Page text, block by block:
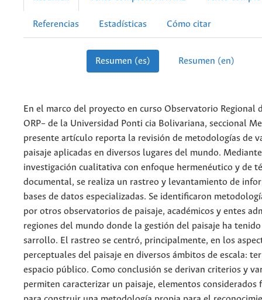
Referencias Estadísticas Cómo citar
Resumen (es) Resumen (en)
En el marco del proyecto en curso Observatorio Regional
ORP– de la Universidad Ponti cia Bolivariana, seccional
presente artículo reporta la revisión de metodologías de
paisaje aplicadas en diversos lugares del mundo.
investigación cualitativa con enfoque hermenéutico y de
documental, se realiza un rastreo y levantamiento de
bases de datos especializadas. Se identificaron
por otros observatorios de paisaje, académicos y entes
regiones del mundo donde la gestión del paisaje ha
sarrollo. El rastreo se centró, principalmente, en los
perceptuales del paisaje en diversos ámbitos de escala:
espacio público. Como conclusión se derivan criterios y
permiten caracterizar un paisaje, elementos considerados